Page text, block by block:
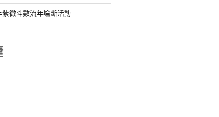
微斗數流年論斷活動